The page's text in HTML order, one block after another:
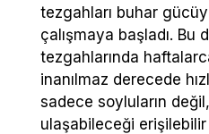
tezgahları buhar
çalışmaya başladı. Bu
tezgahlarında
inanılmaz derecede
sadece soyluların
ulaşabileceği